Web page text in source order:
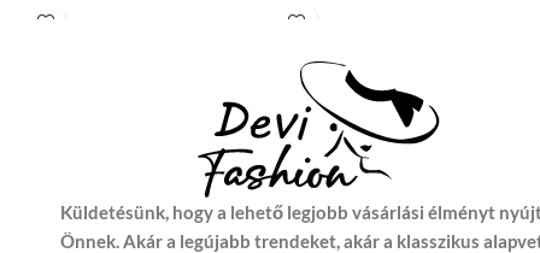
Küldetésünk, hogy a lehető legjobb vásárlási élményt
Önnek. Akár a legújabb trendeket, akár a klasszikus